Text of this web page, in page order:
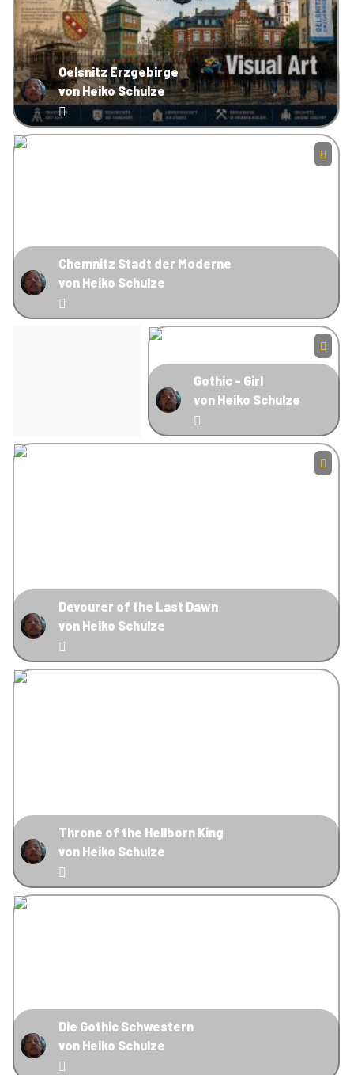
Oelsnitz Erzgebirge
von Heiko Schulze
Chemnitz Stadt der Moderne
von Heiko Schulze
Gothic - Girl
von Heiko Schulze
Devourer of the Last Dawn
von Heiko Schulze
Throne of the Hellborn King
von Heiko Schulze
Die Gothic Schwestern
von Heiko Schulze